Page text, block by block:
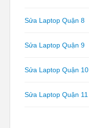
Sửa Laptop Quận 8
Sửa Laptop Quận 9
Sửa Laptop Quận 10
Sửa Laptop Quận 11